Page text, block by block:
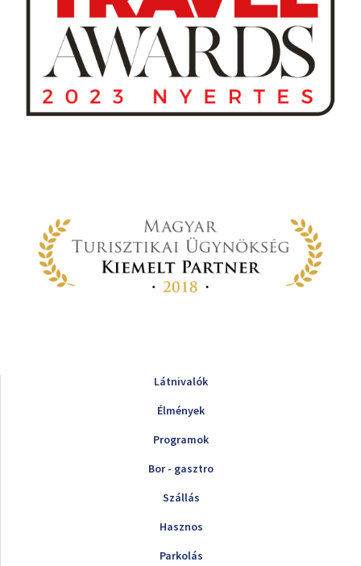
Látnivalók
Élmények
Programok
Bor - gasztro
Szállás
Hasznos
Parkolás